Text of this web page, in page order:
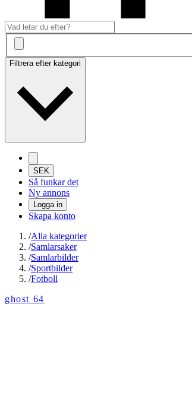
Filtrera efter kategori
SEK
Så funkar det
Ny annons
Logga in
Skapa konto
/Alla kategorier
/Samlarsaker
/Samlarbilder
/Sportbilder
/Fotboll
ghost 64